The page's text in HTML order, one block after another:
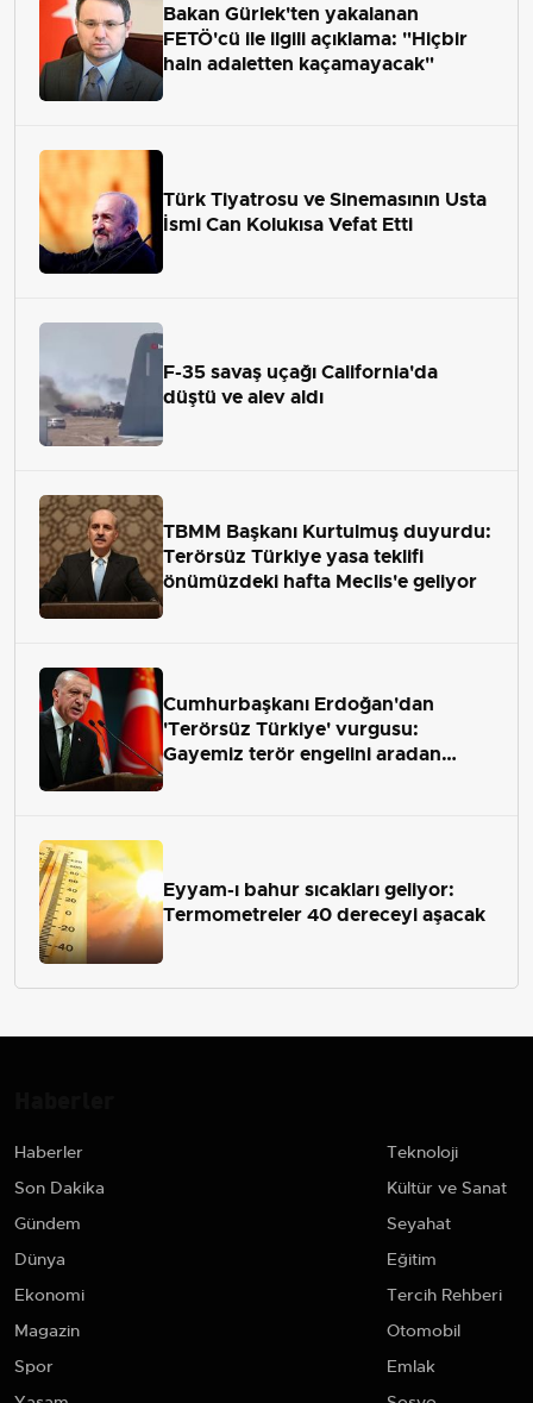
Bakan Gürlek'ten yakalanan
FETÖ'cü ile ilgili açıklama: "Hiçbir
hain adaletten kaçamayacak"
Türk Tiyatrosu ve Sinemasının Usta
İsmi Can Kolukısa Vefat Etti
F-35 savaş uçağı California'da
düştü ve alev aldı
TBMM Başkanı Kurtulmuş duyurdu:
Terörsüz Türkiye yasa teklifi
önümüzdeki hafta Meclis'e geliyor
Cumhurbaşkanı Erdoğan'dan
'Terörsüz Türkiye' vurgusu:
Gayemiz terör engelini aradan
Eyyam-ı bahur sıcakları geliyor:
Termometreler 40 dereceyi aşacak
Haberler
Son Dakika
Gündem
Dünya
Ekonomi
Magazin
Spor
Teknoloji
Kültür ve Sanat
Seyahat
Eğitim
Tercih Rehberi
Otomobil
Emlak